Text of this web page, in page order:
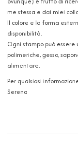
me stessa e dai miei
Il colore e la forma
disponibilità.
Ogni stampo può
polimeriche, gesso,
alimentare.
Per qualsiasi
Serena